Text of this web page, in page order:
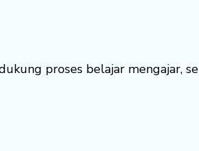
proses belajar mengajar,